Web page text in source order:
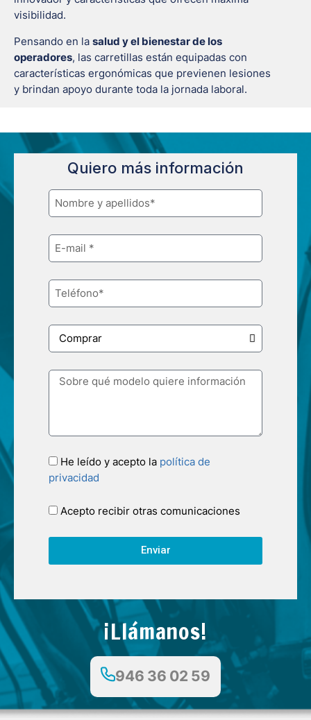
visibilidad.
Pensando en la salud y el bienestar de los
operadores, las carretillas están equipadas con
características ergonómicas que previenen lesiones
y brindan apoyo durante toda la jornada laboral.
Quiero más información
He leído y acepto la política de
privacidad
Acepto recibir otras comunicaciones
Enviar
¡Llámanos!
946 36 02 59